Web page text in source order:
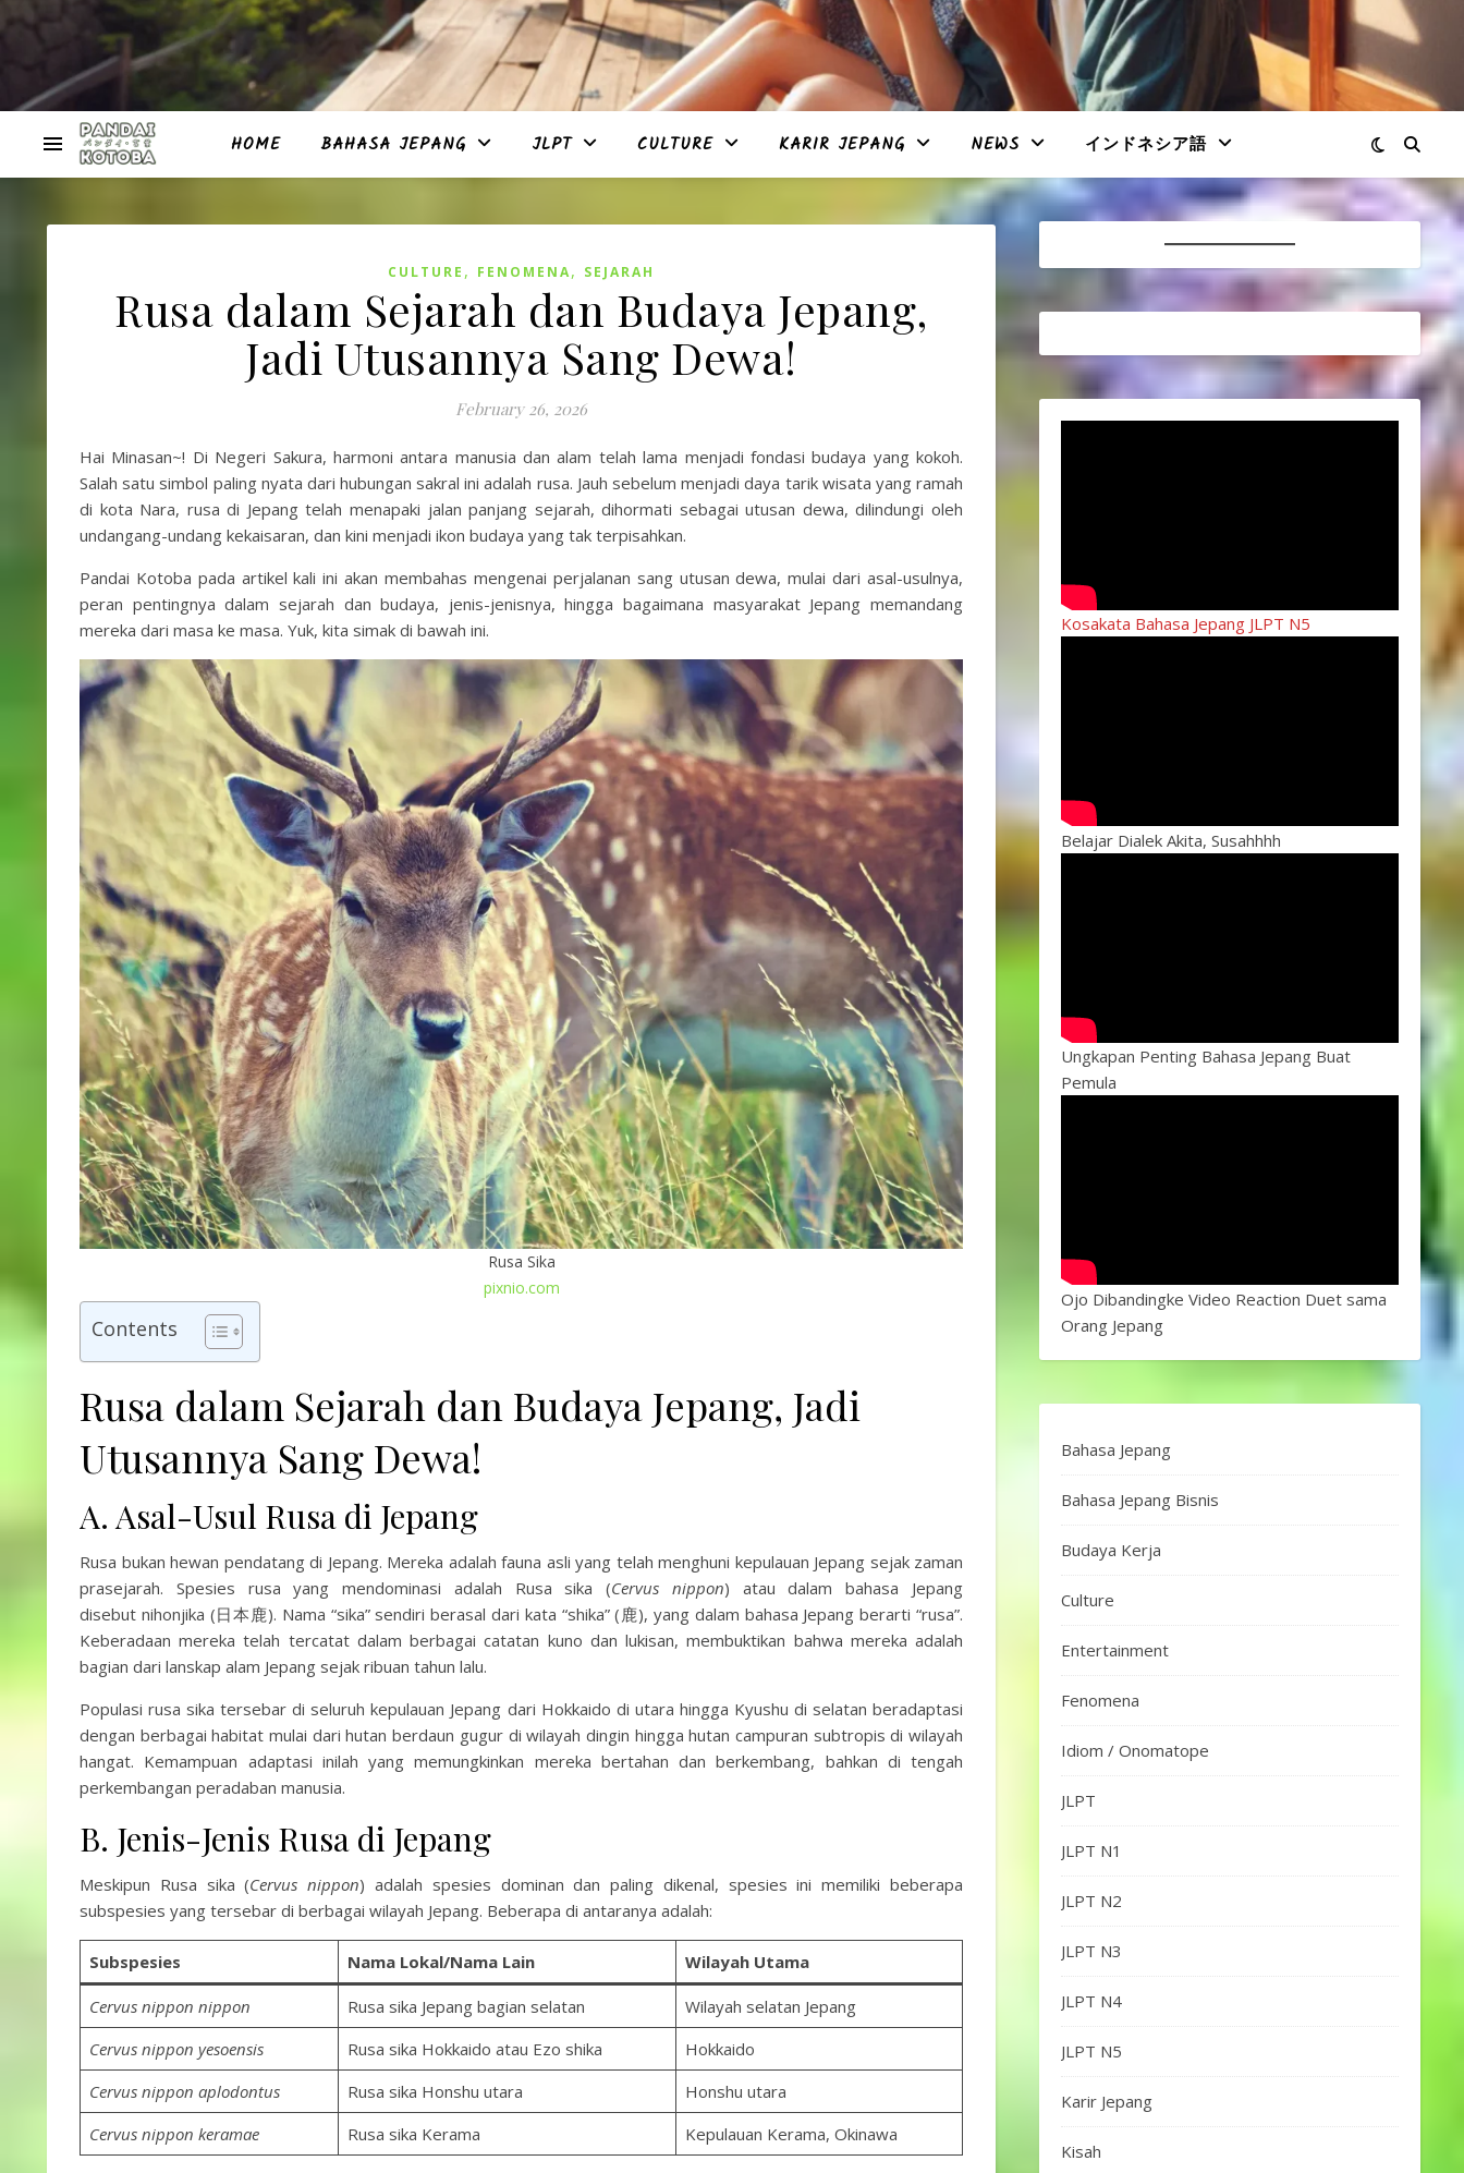
HOME BAHASA JEPANG JLPT CULTURE KARIR JEPANG NEWS インドネシア語
CULTURE , FENOMENA, SEJARAH
Rusa dalam Sejarah dan Budaya Jepang,
Jadi Utusannya Sang Dewa!
February 26, 2026
Hai Minasan~! Di Negeri Sakura, harmoni antara manusia dan alam telah lama menjadi fondasi budaya yang kokoh.
Salah satu simbol paling nyata dari hubungan sakral ini adalah rusa. Jauh sebelum menjadi daya tarik wisata yang ramah
di kota Nara, rusa di Jepang telah menapaki jalan panjang sejarah, dihormati sebagai utusan dewa, dilindungi oleh
undangang-undang kekaisaran, dan kini menjadi ikon budaya yang tak terpisahkan.
Pandai Kotoba pada artikel kali ini akan membahas mengenai perjalanan sang utusan dewa, mulai dari asal-usulnya,
peran pentingnya dalam sejarah dan budaya, jenis-jenisnya, hingga bagaimana masyarakat Jepang memandang
mereka dari masa ke masa. Yuk, kita simak di bawah ini.
Rusa Sika
pixnio.com
Contents
Rusa dalam Sejarah dan Budaya Jepang, Jadi
Utusannya Sang Dewa!
A. Asal-Usul Rusa di Jepang
Rusa bukan hewan pendatang di Jepang. Mereka adalah fauna asli yang telah menghuni kepulauan Jepang sejak zaman
prasejarah. Spesies rusa yang mendominasi adalah Rusa sika (Cervus nippon) atau dalam bahasa Jepang
disebut nihonjika (日本鹿). Nama “sika” sendiri berasal dari kata “shika” (鹿), yang dalam bahasa Jepang berarti “rusa”.
Keberadaan mereka telah tercatat dalam berbagai catatan kuno dan lukisan, membuktikan bahwa mereka adalah
bagian dari lanskap alam Jepang sejak ribuan tahun lalu.
Populasi rusa sika tersebar di seluruh kepulauan Jepang dari Hokkaido di utara hingga Kyushu di selatan beradaptasi
dengan berbagai habitat mulai dari hutan berdaun gugur di wilayah dingin hingga hutan campuran subtropis di wilayah
hangat. Kemampuan adaptasi inilah yang memungkinkan mereka bertahan dan berkembang, bahkan di tengah
perkembangan peradaban manusia.
B. Jenis-Jenis Rusa di Jepang
Meskipun Rusa sika (Cervus nippon) adalah spesies dominan dan paling dikenal, spesies ini memiliki beberapa
subspesies yang tersebar di berbagai wilayah Jepang. Beberapa di antaranya adalah:
Subspesies Nama Lokal/Nama Lain Wilayah Utama
Cervus nippon nippon Rusa sika Jepang bagian selatan
Wilayah selatan Jepang
Cervus nippon yesoensis
Rusa sika Hokkaido atau Ezo shika
Hokkaido
Cervus nippon aplodontus
Rusa sika Honshu utara
Honshu utara
Cervus nippon keramae
Rusa sika Kerama Kepulauan Kerama, Okinawa
Kosakata Bahasa Jepang JLPT N5
Belajar Dialek Akita, Susahhhh
Ungkapan Penting Bahasa Jepang Buat
Pemula
Ojo Dibandingke Video Reaction Duet sama
Orang Jepang
Bahasa Jepang
Bahasa Jepang Bisnis
Budaya Kerja
Culture
Entertainment
Fenomena
Idiom / Onomatope
JLPT
JLPT N1
JLPT N2
JLPT N3
JLPT N4
JLPT N5
Karir Jepang
Kisah